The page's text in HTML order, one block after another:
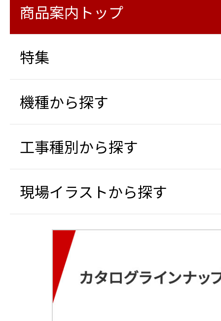
商品案内トップ
特集
機種から探す
工事種別から探す
現場イラストから探す